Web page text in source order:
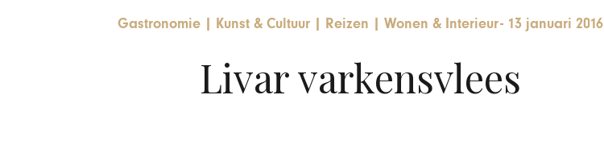
Gastronomie Kunst & Cultuur Reizen Wonen & Interieur- 13 januari 2016
Livar varkensvlees